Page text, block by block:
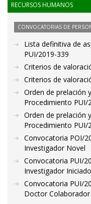
RECURSOS HUMANOS
CONVOCATORIAS DE
Lista definitiva de
PUI/2019-339
Criterios de
Criterios de
Orden de prelación
Procedimiento PUI/
Orden de prelación
Procedimiento PUI/
Convocatoria POI/
Investigador Novel
Convocatoria PUI/
Investigador Iniciado
Convocatoria PUI/
Doctor